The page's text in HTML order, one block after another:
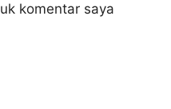
komentar saya